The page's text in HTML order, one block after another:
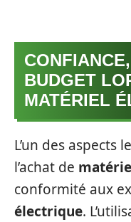
BUDGET
MATÉRIEL
L’un des aspects
l’achat de
conformité aux
électrique.